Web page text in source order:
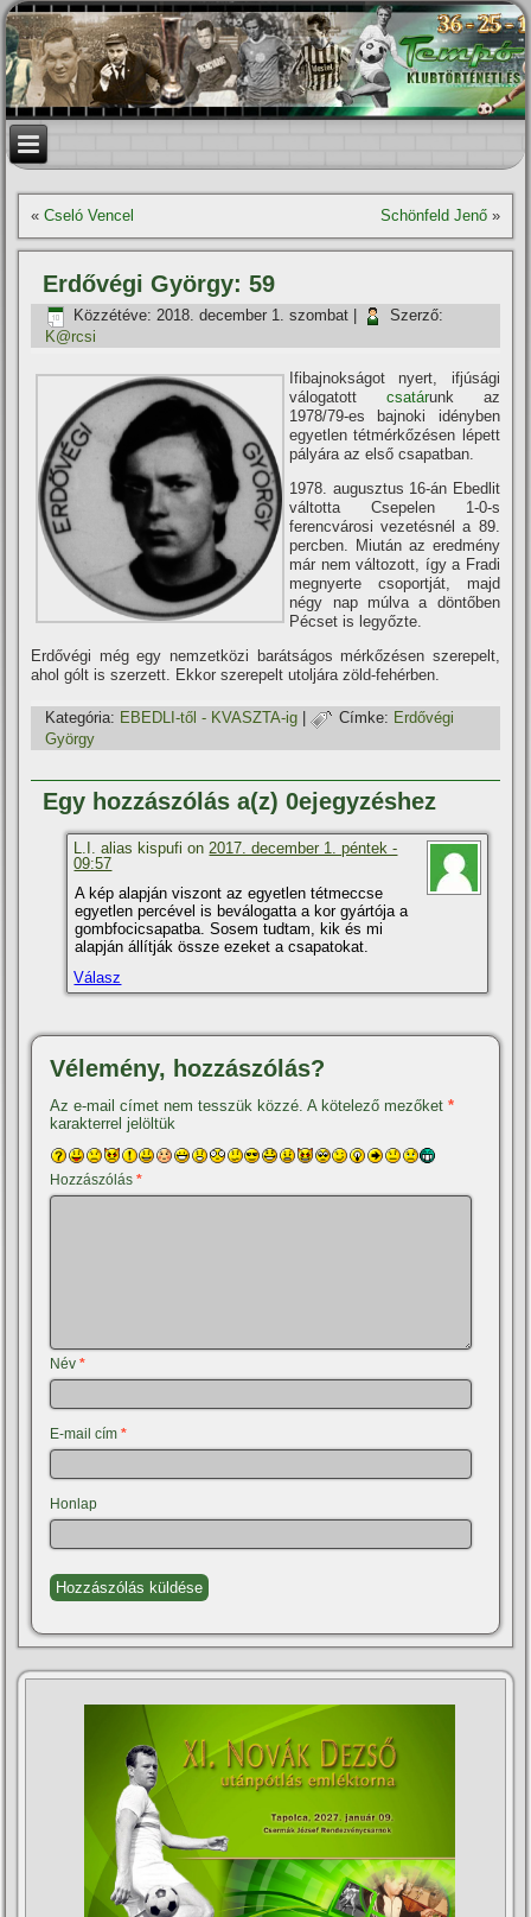
«Cseló Vencel Schönfeld Jenő»
Erdővégi György: 59
Közzétéve: 2018. december 1. szombat
Szerző:
K@rcsi
Ifibajnokságot nyert, ifjúsági
válogatott csatárunk az
1978/79-es bajnoki idényben
egyetlen tétmérkőzésen lépett
pályára az első csapatban.
1978. augusztus 16-án Ebedlit
váltotta Csepelen 1-0-s
ferencvárosi vezetésnél a 89.
percben. Miután az eredmény
már nem változott, í­gy a Fradi
megnyerte csoportját, majd
négy nap múlva a döntőben
Pécset is legyőzte.
Erdővégi még egy nemzetközi barátságos mérkőzésen szerepelt,
ahol gólt is szerzett. Ekkor szerepelt utoljára zöld-fehérben.
Kategória: EBEDLI-től - KVASZTA-ig | Címke: Erdővégi
György
Egy hozzászólás a(z) 0ejegyzéshez
L.I. alias kispufi on2017. december 1. péntek -
09:57
A kép alapján viszont az egyetlen tétmeccse
egyetlen percével is beválogatta a kor gyártója a
gombfocicsapatba. Sosem tudtam, kik és mi
alapján állí­tják össze ezeket a csapatokat.
Válasz
Vélemény, hozzászólás?
Az e-mail címet nem tesszük közzé. A kötelező mezőket*
karakterrel jelöltük
Hozzászólás*
Név*
E-mail cím*
Honlap